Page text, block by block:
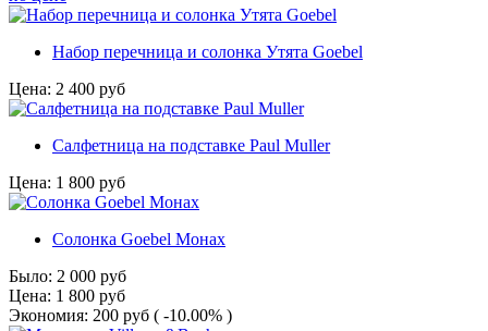
Набор перечница и солонка Утята Goebel
Цена: 2 400 руб
Салфетница на подставке Paul Muller
Цена: 1 800 руб
Солонка Goebel Монах
Было: 2 000 руб
Цена: 1 800 руб
Экономия: 200 руб ( -10.00% )